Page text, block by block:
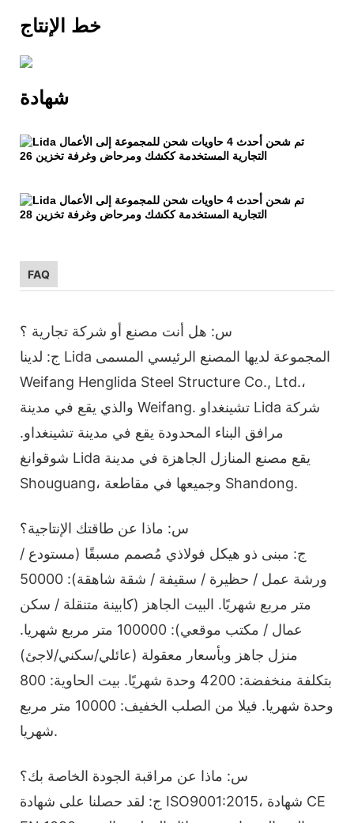
خط الإنتاج
شهادة
FAQ
س: هل أنت مصنع أو شركة تجارية ؟
ج: لدينا Lida المجموعة لديها المصنع الرئيسي المسمى
Weifang Henglida Steel Structure Co., Ltd.،
والذي يقع في مدينة Weifang. تشينغداو Lida شركة
مرافق البناء المحدودة يقع في مدينة تشينغداو.
شوقوانغ Lida يقع مصنع المنازل الجاهزة في مدينة
Shouguang، وجميعها في مقاطعة Shandong.
س: ماذا عن طاقتك الإنتاجية؟
ج: مبنى ذو هيكل فولاذي مُصمم مسبقًا (مستودع /
ورشة عمل / حظيرة / سقيفة / شقة شاهقة): 50000
متر مربع شهريًا. البيت الجاهز (كابينة متنقلة / سكن
عمال / مكتب موقعي): 100000 متر مربع شهريا.
منزل جاهز وبأسعار معقولة (عائلي/سكني/لاجئ)
بتكلفة منخفضة: 4200 وحدة شهريًا. بيت الحاوية: 800
وحدة شهريا. فيلا من الصلب الخفيف: 10000 متر مربع
شهريا.
س: ماذا عن مراقبة الجودة الخاصة بك؟
ج: لقد حصلنا على شهادة ISO9001:2015، شهادة CE